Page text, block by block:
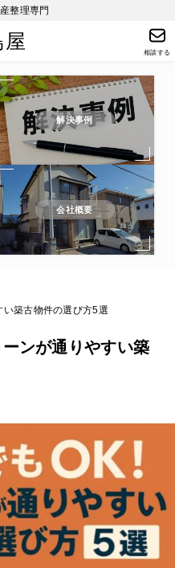
整理専門
屋 相談する
解決事例
会社概要
築古物件の選び方5選
ンが通りやすい築